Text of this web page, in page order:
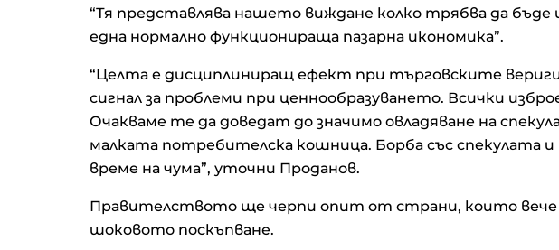
“Тя представлява нашето виждане колко трябва да бъде
една нормално функционираща пазарна икономика”.
“Целта е дисциплиниращ ефект при търговските
сигнал за проблеми при ценнообразуването. Всички
Очакваме те да доведат до значимо овладяване на
малката потребителска кошница. Борба със спекулата
време на чума”, уточни Проданов.
Правителството ще черпи опит от страни, които вече
шоковото поскъпване.